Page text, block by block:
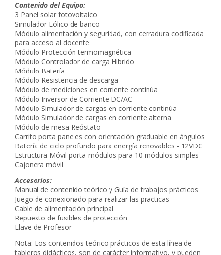
Contenido del Equipo:
3 Panel solar fotovoltaico
Simulador Eólico de banco
Módulo alimentación y seguridad, con cerradura codificada
para acceso al docente
Módulo Protección termomagnética
Módulo Controlador de carga Hibrido
Módulo Batería
Módulo Resistencia de descarga
Módulo de mediciones en corriente continúa
Módulo Inversor de Corriente DC/AC
Módulo Simulador de cargas en corriente continúa
Módulo Simulador de cargas en corriente alterna
Módulo de mesa Reóstato
Carrito porta paneles con orientación graduable en ángulos
Batería de ciclo profundo para energía renovables - 12VDC
Estructura Móvil porta-módulos para 10 módulos simples
Cajonera móvil
Accesorios:
Manual de contenido teórico y Guía de trabajos prácticos
Juego de conexionado para realizar las practicas
Cable de alimentación principal
Repuesto de fusibles de protección
Llave de Profesor
Nota: Los contenidos teórico prácticos de esta línea de
tableros didácticos, son de carácter informativo, y pueden